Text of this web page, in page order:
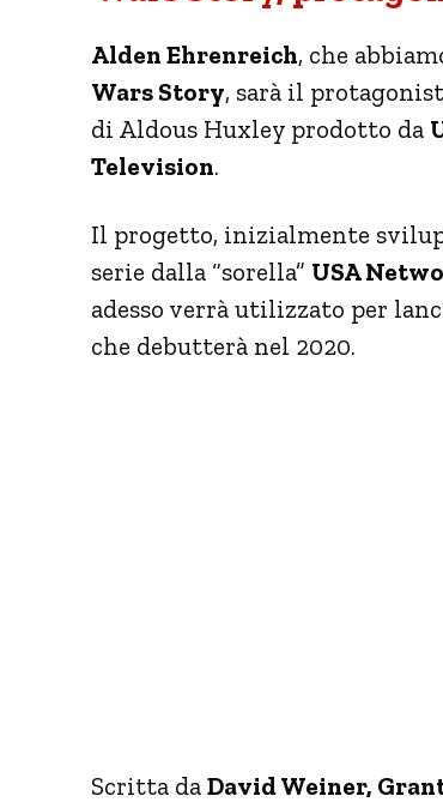
Alden Ehrenreich, che
Wars Story, sarà il
di Aldous Huxley prodotto da
Television.
Il progetto, inizialmente
serie dalla “sorella” USA
adesso verrà utilizzato per
che debutterà nel 2020.
Scritta da David Weiner,